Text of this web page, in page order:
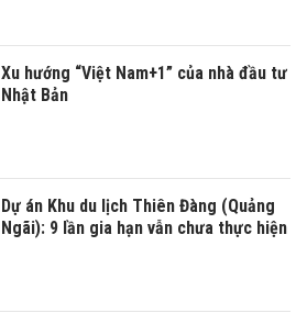
Xu hướng “Việt Nam+1” của nhà đầu tư
Nhật Bản
Dự án Khu du lịch Thiên Đàng (Quảng
Ngãi): 9 lần gia hạn vẫn chưa thực hiện